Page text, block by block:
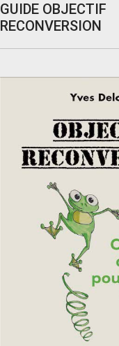
GUIDE OBJECTIF
RECONVERSION